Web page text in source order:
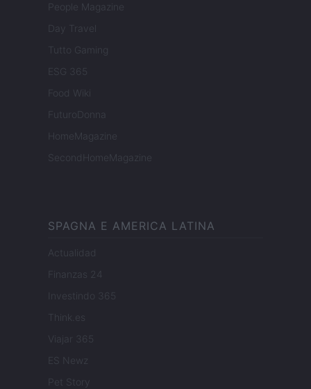
People Magazine
Day Travel
Tutto Gaming
ESG 365
Food Wiki
FuturoDonna
HomeMagazine
SecondHomeMagazine
SPAGNA E AMERICA LATINA
Actualidad
Finanzas 24
Investindo 365
Think.es
Viajar 365
ES Newz
Pet Story